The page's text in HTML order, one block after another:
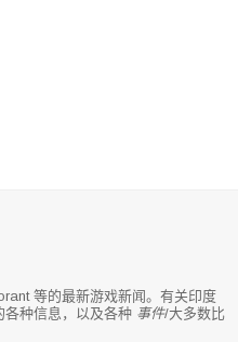
等的最新游戏新闻。有关印度
各种信息，以及各种 事件/大多数比